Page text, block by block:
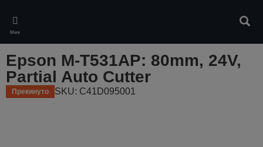
main
content
Meni
Epson M-T531AP: 80mm, 24V,
Partial Auto Cutter
Прекинуто SKU: C41D095001